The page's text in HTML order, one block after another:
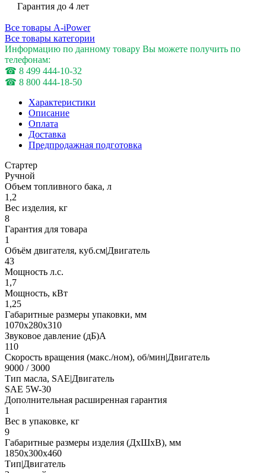
Гарантия до 4 лет
Все товары A-iPower
Все товары категории
Информацию по данному товару Вы можете получить по
телефонам:
☎ 8 499 444-10-32
☎ 8 800 444-18-50
Характеристики
Описание
Оплата
Доставка
Предпродажная подготовка
Стартер
Ручной
Объем топливного бака, л
1,2
Вес изделия, кг
8
Гарантия для товара
1
Объём двигателя, куб.см|Двигатель
43
Мощность л.с.
1,7
Мощность, кВт
1,25
Габаритные размеры упаковки, мм
1070х280х310
Звуковое давление (дБ)А
110
Скорость вращения (макс./ном), об/мин|Двигатель
9000 / 3000
Тип масла, SAE|Двигатель
SAE 5W-30
Дополнительная расширенная гарантия
1
Вес в упаковке, кг
9
Габаритные размеры изделия (ДхШхВ), мм
1850х300х460
Тип|Двигатель